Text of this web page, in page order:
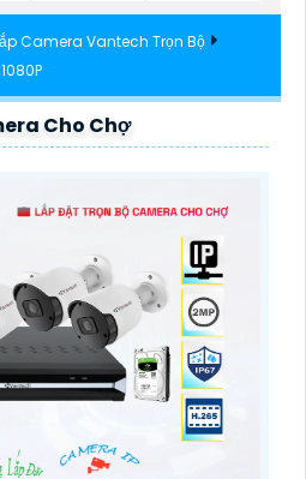
Camera Vantech Trọn Bộ
Cho Chợ